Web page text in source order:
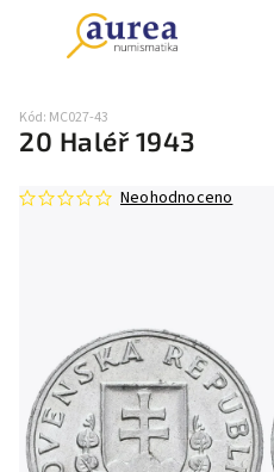
20 Haléř 1943
Kód: MC027-43
Neohodnoceno